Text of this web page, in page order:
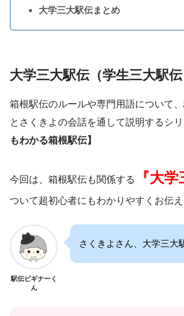
大学三大駅伝まとめ
大学三大駅伝（学生三大駅
箱根駅伝のルールや専門用語について
とさくきよの会話を通して説明するシ
もわかる箱根駅伝】
今回は、箱根駅伝も関係する 『大
ついて超初心者にもわかりやすくお伝え
駅伝ビギナーく
ん
さくきよさん、大学三大